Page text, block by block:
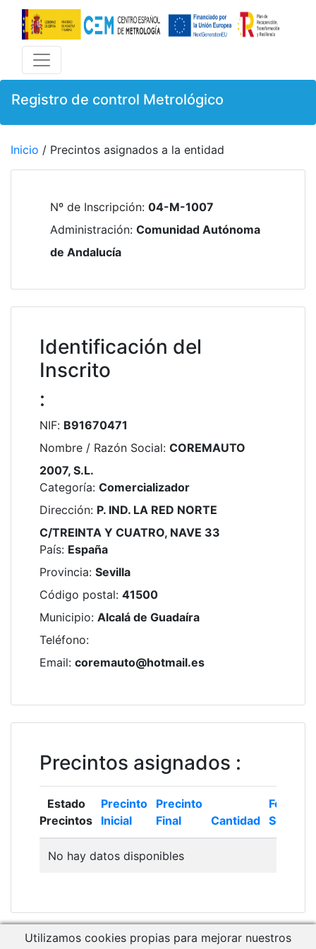
Registro de control Metrológico
Inicio / Precintos asignados a la entidad
Nº de Inscripción: 04-M-1007
Administración: Comunidad Autónoma
de Andalucía
Identificación del
Inscrito
:
NIF: B91670471
Nombre / Razón Social: COREMAUTO
2007, S.L.
Categoría: Comercializador
Dirección: P. IND. LA RED NORTE
C/TREINTA Y CUATRO, NAVE 33
País: España
Provincia: Sevilla
Código postal: 41500
Municipio: Alcalá de Guadaíra
Teléfono:
Email: coremauto@hotmail.es
Precintos asignados :
Estado
Precintos
Precinto
Inicial
Precinto
Final
Cantidad
Fecha
Solicitud
No hay datos disponibles
Descargar Manual de Usuario
Utilizamos cookies propias para mejorar nuestros